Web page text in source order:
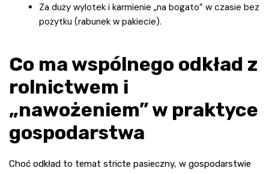
Za duży wylotek i karmienie „na bogato” w czasie bez
pożytku (rabunek w pakiecie).
Co ma wspólnego odkład z
rolnictwem i
„nawożeniem” w praktyce
gospodarstwa
Choć odkład to temat stricte pasieczny, w gospodarstwie